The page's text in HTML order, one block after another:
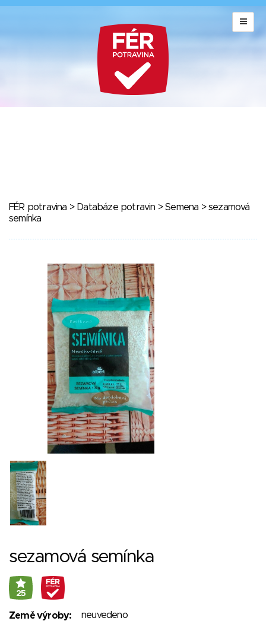
FÉR potravina > Databáze potravin >Semena > sezamová
semínka
sezamová semínka
25
Země výroby:
neuvedeno